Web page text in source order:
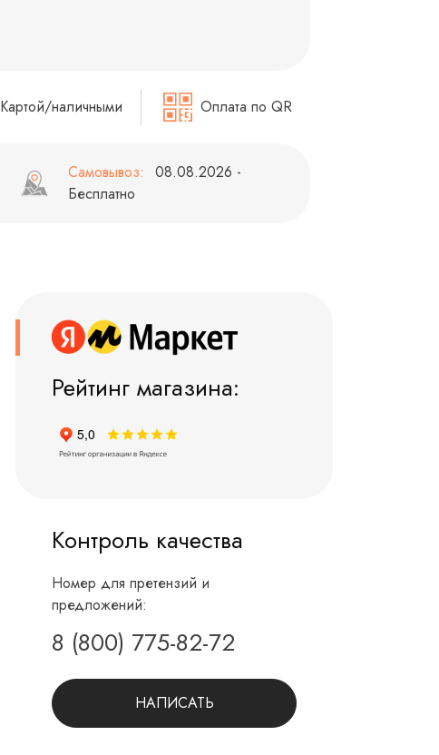
Картой/наличными Оплата по QR
Самовывоз:
08.08.2026 -
Бесплатно
Рейтинг магазина:
Контроль качества
Номер для претензий и
предложений:
8 (800) 775-82-72
НАПИСАТЬ